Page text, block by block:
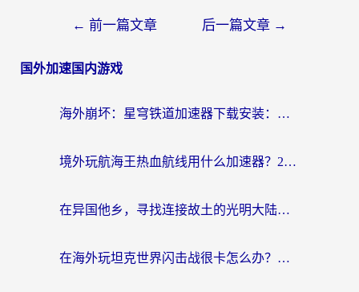
← 前一篇文章 后一篇文章 →
国外加速国内游戏
海外崩坏：星穹铁道加速器下载安装：一份给游子的终极网络指南
境外玩航海王热血航线用什么加速器？2026海外玩家实测最优方案（附欧洲问道堡垒前线加速技巧）
在异国他乡，寻找连接故土的光明大陆免费加速器
在海外玩坦克世界闪击战很卡怎么办？老玩家亲测有效的加速器选择指南